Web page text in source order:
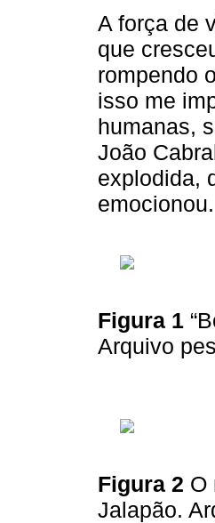
A força de
que
rompendo
isso me
humanas,
João
explodida,
emocionou.
Figura 1
Arquivo
Figura 2 O
Jalapão.